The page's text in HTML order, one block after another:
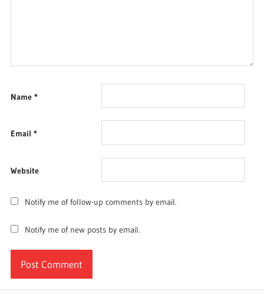
Name *
Email *
Website
Notify me of follow-up comments by email.
Notify me of new posts by email.